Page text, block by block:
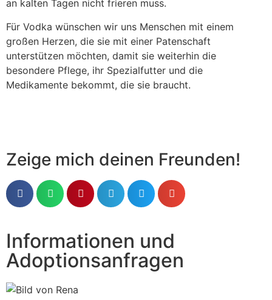
an kalten Tagen nicht frieren muss.
Für Vodka wünschen wir uns Menschen mit einem
großen Herzen, die sie mit einer Patenschaft
unterstützen möchten, damit sie weiterhin die
besondere Pflege, ihr Spezialfutter und die
Medikamente bekommt, die sie braucht.
Zeige mich deinen Freunden!
Informationen und
Adoptionsanfragen